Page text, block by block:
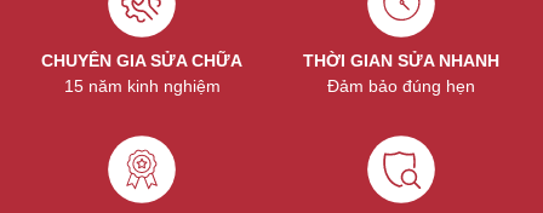
CHUYÊN GIA SỬA CHỮA
15 năm kinh nghiệm
THỜI GIAN SỬA NHANH
Đảm bảo đúng hẹn